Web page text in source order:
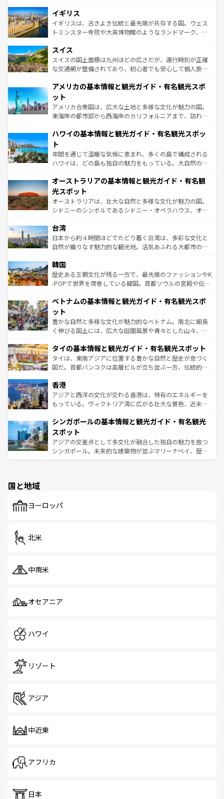
香り高いラベンダー畑など、多彩な楽しみ方が可能だ。さ
らに、パリ以外の地域にも魅力が溢れており、どの街角に
も豊かな歴史と文化が息づいている。パリ以外の個性あふ
を参照してほしい。
顔を持つこの国は、どこを歩いても飽きることがない。ベ
ルリンの文化的活気、バイエルン州のアルプスの絶景、そ
してライン川沿いのワイン畑といった風景は必見。ビール
は、お酒好きな人にはぜひ体験してほしい。 なお、新着の
ドイツ情報はコンテンツ一覧を参照してほしい。
イギリス
イギリスは、古きよき伝統と最先端が共存する国。ウェス
トミンスター寺院や大英博物館のようなランドマーク、歴
リアごとに異なる魅力がある。また、優雅なアフタヌーン
ティー、ビール好きにはたまらない英国パブ、サッカー観
戦など、本場だからこそできる体験も豊富。イギリスを旅
ンツ一覧を参照してほしい。
スイス
スイスの国土面積は九州ほどの広さだが、運行時刻が正確
な交通網が整備されており、初心者でも安心して個人旅行
の建物がそのまま残る町や、スイスならではのユニークな
博物館もあり、アルプス観光だけでなく町歩きも満喫する
ことができる。国民の所得が高いため物価も高いが、旅行
者向けの交通パス提供のサービスもあり、うまく活用すれ
着のスイス情報はコンテンツ一覧を参照してほしい。
アメリカの基本情報と観光ガイド・有名観光スポ
ット
アメリカ合衆国は、広大な土地と多様な文化が魅力の国。
東海岸の都市部から西海岸のカリフォルニアまで、訪れる
のような巨大都市は、観光、ショッピング、エンターテイ
ンメントが詰まった刺激的なスポットだ。一方、アメリカ
西部には大自然が広がり、グランドキャニオンやイエロー
ストーン国立公園といった絶景が堪能できる。さらに、南
文化が魅力。旅行者はアメリカの各地域で異なる魅力を楽
しみながら、その多様性と豊かな歴史を感じることができ
るだろう。車でのロードトリップや列車の旅も、アメリカ
ならではの贅沢な旅のスタイルだ。 なお、新着のアメリカ
情報は コンテンツ一覧 を参照してほしい。
ハワイの基本情報と観光ガイド・有名観光スポッ
ト
年間を通じて温暖な気候に恵まれ、多くの島で構成される
ハワイは、どの島も独自の魅力をもっている。大自然の神
ワイ島は見逃せない。また、定番の観光地といえばオアフ
島だが、静かな自然を求めるならマウイ島やカウアイ島が
おすすめ。エメラルドグリーンに輝く海をはじめ、豊かな
文化や歴史が息づいている。「アロハスピリット」と呼ば
人々、おいしいローカルフードやハワイアンミュージッ
ク、伝統的なフラダンスなど、すべてがハワイの魅力を彩
っている。訪れるたびに新しい発見と感動が待っているハ
はコンテンツ一覧
オーストラリアの基本情報と観光ガイド・有名観
光スポット
オーストラリアは、壮大な自然と多様な文化が魅力の国。
シドニーのシンボルであるシドニー・オペラハウス、オー
リアリーフや大陸中央部にそびえるウルル（エアーズロッ
ク）、タスマニアの美しい原生林やケアンズの熱帯雨林な
ど、見どころがたくさん。また、カフェやワイン、オージ
いる。アクティビティも充実しており、サーフィンやダイ
ビング、ハイキングなど、アウトドア好きにはたまらな
い。オーストラリアの多彩な魅力を存分に味わいつくそ
参照してほしい。
台湾
日本から約４時間ほどでたどり着く台湾は、多彩な文化と
自然が織りなす魅力的な観光地。活気あふれる大都市の台
ン）、静ひつな山岳地帯である台湾東部など、都市の喧騒
と山間の静けさが共存しており、訪れる人に新しい発見と
驚きをもたらしてくれる。また、奥深い台湾の食文化も魅
容にもいいと評判のスイーツなど、バラエティ豊かな料理
照してほしい。
韓国
歴史ある王朝文化が残る一方で、最先端のファッションやK
-POPで世界を席巻している韓国。首都ソウルの宮殿や伝統
き、地方に足を延ばせば四季折々の自然美を楽しむことが
できる。そして、キムチや焼肉、絶品のストリートフード
まで、さまざまな韓国料理が待っている。夜には、韓国な
らではのナイトライフも堪能できる。あたたかいホスピタ
わってみてほしい。 なお、新着の韓国情報はコンテンツ一
覧 を参照してほしい。
ベトナムの基本情報と観光ガイド・有名観光スポ
ット
豊かな自然と多様な文化が魅力的なベトナム。南北に細長
く伸びる国土には、広大な田園風景や青々とした山々、世
急速な発展と共に伝統が息づく。ハノイの古い町並みやホ
ーチミン市のフランス統治時代の建物も、独特の雰囲気を
醸し出している。また、バラエティの豊かさとおいしさで
とつ。フォーやバインミー、ベトナムコーヒーなどは、ぜ
ひ現地で味わいたい。どの地域を訪れてもあたたかい人々
が旅行者を迎えてくれるので、きっと忘れられない旅にな
参照してほしい。
タイの基本情報と観光ガイド・有名観光スポット
タイは、東南アジアに位置する豊かな自然と歴史が息づく
国だ。首都バンコクは高層ビルが立ち並ぶ一方、伝統的な
の活気が交差している。北部ではチェンマイなどの山岳地
帯で自然と触れ合い、南部ではプーケットやクラビの美し
いビーチでリゾート気分を楽しむことができる。タイ料理
激する。気候は一年中温暖で、どの季節にも異なる楽しみ
が待っている。親しみやすいタイの人々、仏教を中心とし
た文化、そして多様な観光資源が、訪れる旅人を魅了し続
ける。 なお、新着のタイ情報はコンテンツ一覧を参照して
香港
アジアと西洋の文化が交わる香港は、特有のエネルギーを
もっている。ヴィクトリア湾に広がる壮大な景色、近未来
み、どこを訪れても感動するはず。観光スポットが密集し
ており、効率よく見どころを回れるのも魅力。息をのむよ
うな絶景から文化的な体験まで、香港を存分に楽しみ尽く
そう。 なお、新着の香港情報はコンテンツ一覧を参照して
シンガポールの基本情報と観光ガイド・有名観光
スポット
アジアの交差点として多文化が融合した独自の魅力を放つ
シンガポール。未来的な建築物が並ぶマリーナベイ、歴史
で、ホーカーズは地元の風情を楽しめる外せないスポット
国と地域
ヨーロッパ
北米
中南米
オセアニア
ハワイ
リゾート
アジア
中近東
アフリカ
日本